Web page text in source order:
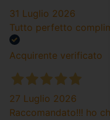
31 Luglio 2026
Tutto perfetto
Acquirente verificato
27 Luglio 2026
Raccomandato!!! ho